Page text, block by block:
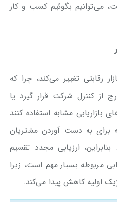
می‌توانیم بگوئیم کسب و کار
رقابتی تغییر می‌کند، چرا که
از کنترل شرکت قرار ‌گیرد یا
بازاریابی مشابه استفاده کنند
برای به دست آوردن مشتریان
ارزیابی مجدد تقسیم
مربوطه بسیار مهم است، زیرا
اولیه کاهش پیدا می‌کند.